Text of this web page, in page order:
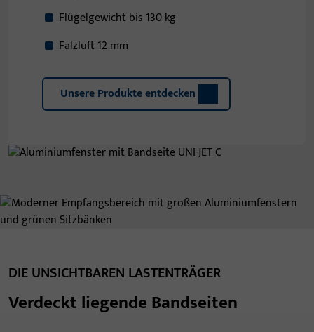
Flügelgewicht bis 130 kg
Falzluft 12 mm
Unsere Produkte entdecken
DIE UNSICHTBAREN LASTENTRÄGER
Verdeckt liegende Bandseiten